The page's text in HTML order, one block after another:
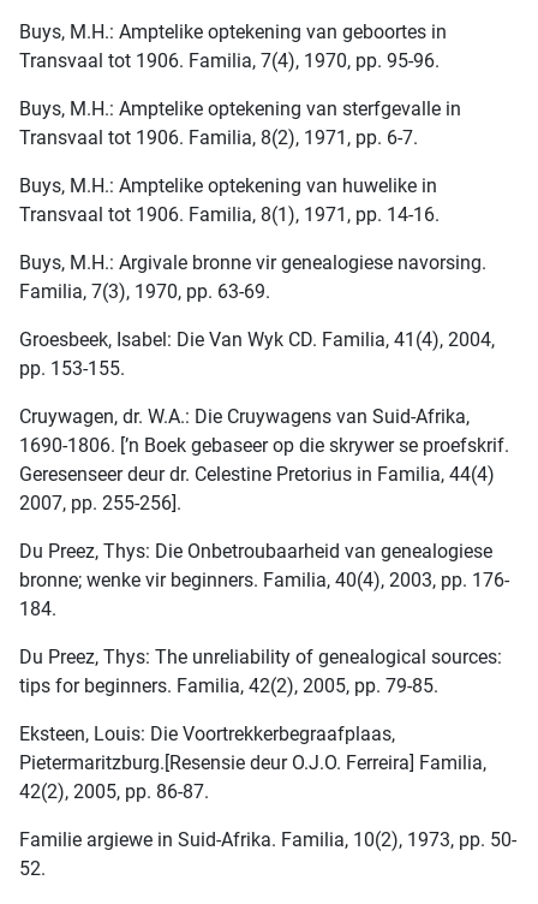
Buys, M.H.: Amptelike optekening van geboortes in
Transvaal tot 1906. Familia, 7(4), 1970, pp. 95-96.
Buys, M.H.: Amptelike optekening van sterfgevalle in
Transvaal tot 1906. Familia, 8(2), 1971, pp. 6-7.
Buys, M.H.: Amptelike optekening van huwelike in
Transvaal tot 1906. Familia, 8(1), 1971, pp. 14-16.
Buys, M.H.: Argivale bronne vir genealogiese navorsing.
Familia, 7(3), 1970, pp. 63-69.
Groesbeek, Isabel: Die Van Wyk CD. Familia, 41(4), 2004,
pp. 153-155.
Cruywagen, dr. W.A.: Die Cruywagens van Suid-Afrika,
1690-1806. [’n Boek gebaseer op die skrywer se proefskrif.
Geresenseer deur dr. Celestine Pretorius in Familia, 44(4)
2007, pp. 255-256].
Du Preez, Thys: Die Onbetroubaarheid van genealogiese
bronne; wenke vir beginners. Familia, 40(4), 2003, pp. 176-
184.
Du Preez, Thys: The unreliability of genealogical sources:
tips for beginners. Familia, 42(2), 2005, pp. 79-85.
Eksteen, Louis: Die Voortrekkerbegraafplaas,
Pietermaritzburg.[Resensie deur O.J.O. Ferreira] Familia,
42(2), 2005, pp. 86-87.
Familie argiewe in Suid-Afrika. Familia, 10(2), 1973, pp. 50-
52.